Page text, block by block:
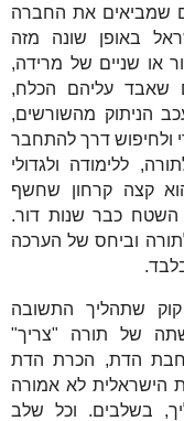
שמביאים את החברה
באופן שונה מזה
או שניים של מרידה,
שאבד עליהם הכלח,
הניתוק מהשורשים,
ולחיפוש דרך להתחבר
ללימודה ולגדולי
קצה קרחון שחשף
כבר שנות דור.
וביחס של הערכה
שתהליך התשובה
של תורה "צריך"
הדת, הכרת הדת
הישראלית לא אמורה
בשלבים. וכל שלב